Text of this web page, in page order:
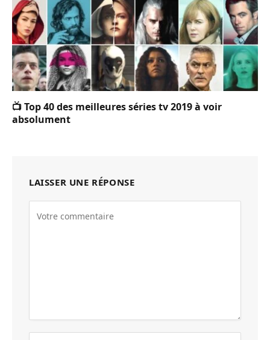
📺 Top 40 des meilleures séries tv 2019 à voir
absolument
LAISSER UNE RÉPONSE